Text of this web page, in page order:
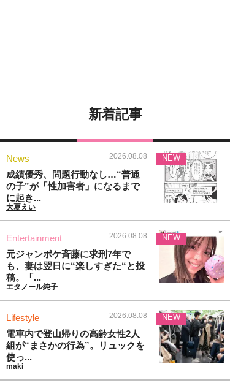
新着記事
News 2026.08.08
成績優秀、問題行動なし…“普通
の子”が「性加害者」になるまで
に起き...
大夏えい
NEW
Entertainment 2026.08.08
元ジャンポケ斉藤に求刑7年で
も、妻は翌日に“楽しすぎた“と投
稿。「...
エタノール純子
NEW
Lifestyle 2026.08.08
電車内で登山帰りの高齢女性2人
組が“まさかの行為”。リュックを
使っ...
maki
NEW